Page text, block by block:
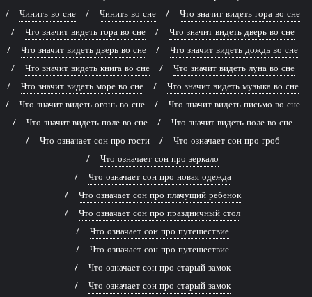
Чинить во сне
Чинить во сне
Что значит видеть гора во сне
Что значит видеть гора во сне
Что значит видеть дверь во сне
Что значит видеть дверь во сне
Что значит видеть дождь во сне
Что значит видеть книга во сне
Что значит видеть луна во сне
Что значит видеть море во сне
Что значит видеть музыка во сне
Что значит видеть огонь во сне
Что значит видеть письмо во сне
Что значит видеть поле во сне
Что значит видеть поле во сне
Что означает сон про гости
Что означает сон про гроб
Что означает сон про зеркало
Что означает сон про новая одежда
Что означает сон про плачущий ребенок
Что означает сон про праздничный стол
Что означает сон про путешествие
Что означает сон про путешествие
Что означает сон про старый замок
Что означает сон про старый замок